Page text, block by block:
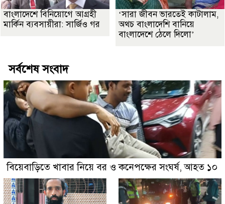
বাংলাদেশে বিনিয়োগে আগ্রহী
মার্কিন ব্যবসায়ীরা: সার্জিও গর
‘সারা জীবন ভারতেই কাটালাম,
অথচ বাংলাদেশি বানিয়ে
বাংলাদেশে ঠেলে দিলো’
সর্বশেষ সংবাদ
বিয়েবাড়িতে খাবার নিয়ে বর ও কনেপক্ষের সংঘর্ষ, আহত ১০